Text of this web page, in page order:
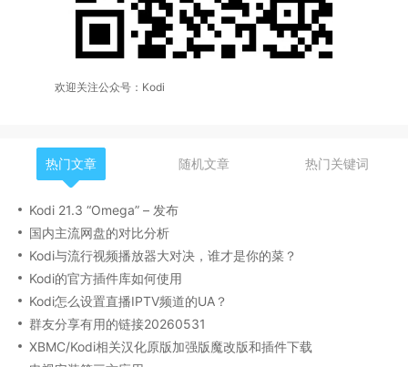
欢迎关注公众号：Kodi
热门文章 随机文章 热门关键词
Kodi 21.3 “Omega” – 发布
国内主流网盘的对比分析
Kodi与流行视频播放器大对决，谁才是你的菜？
Kodi的官方插件库如何使用
Kodi怎么设置直播IPTV频道的UA？
群友分享有用的链接20260531
XBMC/Kodi相关汉化原版加强版魔改版和插件下载